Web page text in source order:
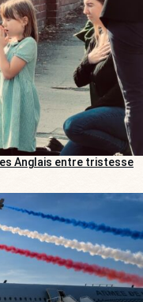
Anglais entre tristesse